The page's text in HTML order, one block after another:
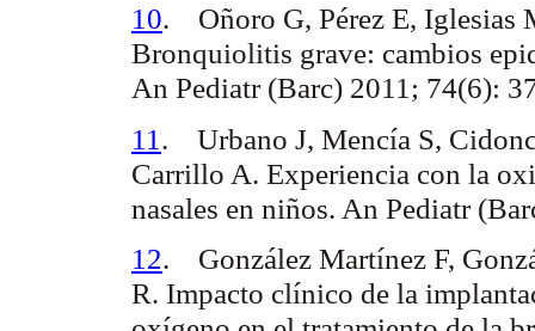
10. Oñoro G, Pérez E,
Bronquiolitis grave: cambios
An Pediatr (Barc) 2011; 74(6):
11 . Urbano J, Mencía S,
Carrillo A. Experiencia con la
nasales en niños. An Pediatr
12. González Martínez F,
R. Impacto clínico de la